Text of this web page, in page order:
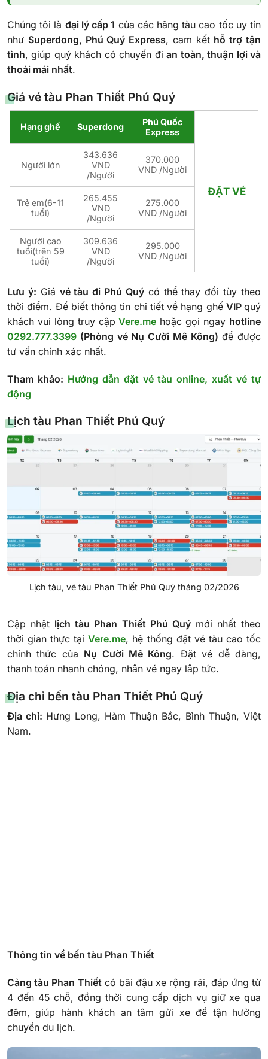
Chúng tôi là đại lý cấp 1 của các hãng tàu cao tốc uy tín
như Superdong, Phú Quý Express, cam kết hỗ trợ tận
tình, giúp quý khách có chuyến đian toàn, thuận lợi và
thoải mái nhất.
Giá vé tàu Phan Thiết Phú Quý
Hạng ghế Superdong
Phú Quốc
Express
ĐẶT VÉ
Người lớn
343.636
VND
/Người
370.000
VND /Người
Trẻ em(6-11
tuổi)
265.455
VND
/Người
275.000
VND /Người
Người cao
tuổi(trên 59
tuổi)
309.636
VND
/Người
295.000
VND /Người
Lưu ý: Giá vé tàu đi Phú Quýcó thể thay đổi tùy theo
thời điểm. Để biết thông tin chi tiết về hạng ghế VIP quý
khách vui lòng truy cậpVere.me hoặc gọi ngay hotline
0292.777.3399 (Phòng vé Nụ Cười Mê Kông) để được
tư vấn chính xác nhất.
Tham khảo: Hướng dẫn đặt vé tàu online, xuất vé tự
động
Lịch tàu Phan Thiết Phú Quý
Lịch tàu, vé tàu Phan Thiết Phú Quý tháng 02/2026
Cập nhật lịch tàu Phan Thiết Phú Quýmới nhất theo
thời gian thực tạiVere.me, hệ thống đặt vé tàu cao tốc
chính thức của Nụ Cười Mê Kông. Đặt vé dễ dàng,
thanh toán nhanh chóng, nhận vé ngay lập tức.
Địa chỉ bến tàu Phan Thiết Phú Quý
Địa chỉ: Hưng Long, Hàm Thuận Bắc, Bình Thuận, Việt
Nam.
Thông tin về bến tàu Phan Thiết
Cảng tàu Phan Thiết có bãi đậu xe rộng rãi, đáp ứng từ
4 đến 45 chỗ, đồng thời cung cấp dịch vụ giữ xe qua
đêm, giúp hành khách an tâm gửi xe để tận hưởng
chuyến du lịch.